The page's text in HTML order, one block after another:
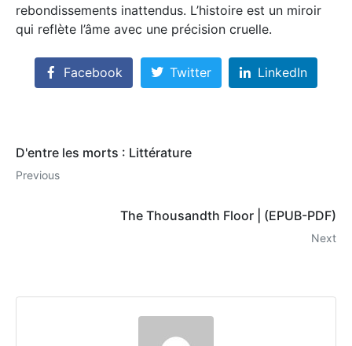
rebondissements inattendus. L’histoire est un miroir
qui reflète l’âme avec une précision cruelle.
Facebook Twitter LinkedIn
D'entre les morts : Littérature
Previous
The Thousandth Floor | (EPUB-PDF)
Next